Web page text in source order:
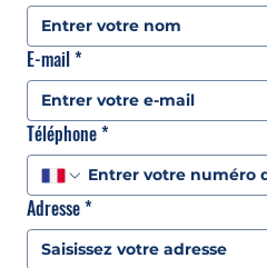
E-mail*
Téléphone*
Adresse*